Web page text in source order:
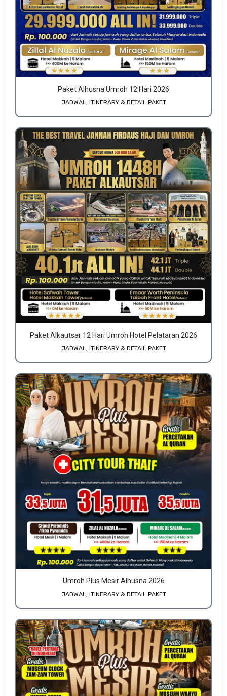
Paket Alhusna Umroh 12 Hari 2026
JADWAL, ITINERARY & DETAIL PAKET
Paket Alkautsar 12 Hari Umroh Hotel Pelataran 2026
JADWAL, ITINERARY & DETAIL PAKET
Umroh Plus Mesir Alhusna 2026
JADWAL, ITINERARY & DETAIL PAKET